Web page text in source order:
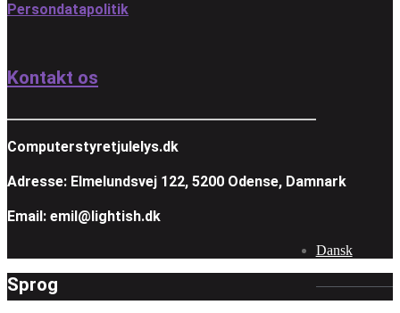
Persondatapolitik
Kontakt os
Computerstyretjulelys.dk
Adresse: Elmelundsvej 122, 5200 Odense, Damnark
Email: emil@lightish.dk
Sprog
Dansk